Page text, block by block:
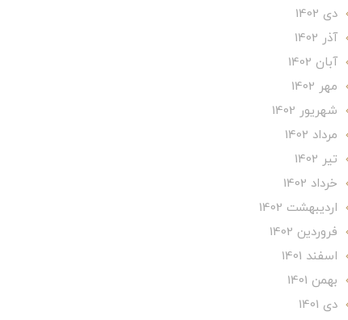
دی 1402
آذر 1402
آبان 1402
مهر 1402
شهریور 1402
مرداد 1402
تير 1402
خرداد 1402
ارديبهشت 1402
فروردین 1402
اسفند 1401
بهمن 1401
دی 1401